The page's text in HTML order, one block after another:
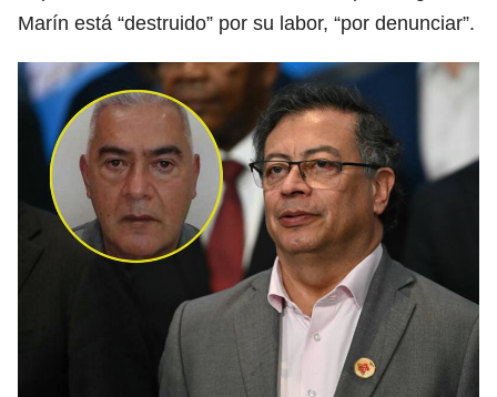
Marín está “destruido” por su labor, “por denunciar”.